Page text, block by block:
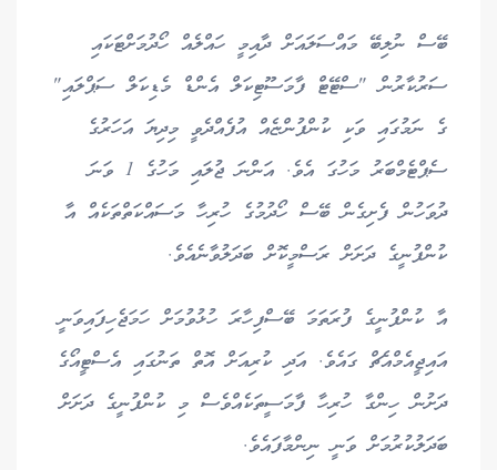
ބޭސް ނުލިބޭ މައްސަލައަށް ދާއިމީ ހައްލެއް ހޯދުމަށްޓަކައި
ސަރުކާރުން "ސްޓޭޓް ފާމަސޫޓިކަލް އެންޑް މެޑިކަލް ސަޕްލައި"
ގެ ނަމުގައި ވަކި ކުންފުންޏެއް އުފެއްދެވީ މިދިޔަ އަހަރުގެ
ސެޕްޓެމްބަރު މަހުގަ އެވެ. އަންނަ ޖުލައި މަހުގެ 1 ވަނަ
ދުވަހުން ފެށިގެން ބޭސް ހޯދުމުގެ ހުރިހާ މަސައްކަތްތަކެއް އާ
ކުންފުނީގެ ދަށަށް ރަސްމީކޮށް ބަދަލުވާނެއެވެ.
އާ ކުންފުނީގެ ފުރަތަމަ ބޭސްފިހާރަ ހުޅުވުމަށް ހަމަޖެހިފައިވަނީ
އައިޖީއެމްއެޗް ގައެވެ. އަދި ކުރިއަށް އޮތް ތަނުގައި އެސްޓީއޯގެ
ދަށުން ހިންގާ ހުރިހާ ފާމަސީތަކެއްވެސް މި ކުންފުނީގެ ދަށަށް
ބަދަލުކުރުމަށް ވަނީ ނިންމާފައެވެ.